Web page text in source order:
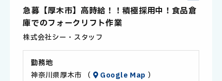
遣
社
急募【厚木市】高時給！！積極採用中！食品倉
庫でのフォークリフト作業
株式会社シー・スタッフ
勤務地
神奈川県厚木市 （
Google Map ）